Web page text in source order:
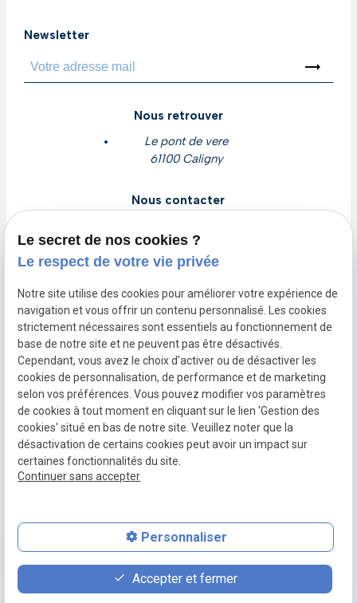
Newsletter
trending_flat
Nous retrouver
Le pont de vere
61100 Caligny
Nous contacter
02 78 77 16 56
Nous suivre
trending_flat
SIRET :87825119800023
Plan du site
Mentions
légales
Politique de
place contact_page phone
Le secret de nos cookies ?
Le respect de votre vie privée
Notre site utilise des cookies pour améliorer votre expérience de
navigation et vous offrir un contenu personnalisé. Les cookies
strictement nécessaires sont essentiels au fonctionnement de
base de notre site et ne peuvent pas être désactivés.
Cependant, vous avez le choix d'activer ou de désactiver les
cookies de personnalisation, de performance et de marketing
selon vos préférences. Vous pouvez modifier vos paramètres
de cookies à tout moment en cliquant sur le lien 'Gestion des
cookies' situé en bas de notre site. Veuillez noter que la
désactivation de certains cookies peut avoir un impact sur
certaines fonctionnalités du site.
Continuer sans accepter
Personnaliser
Accepter et fermer